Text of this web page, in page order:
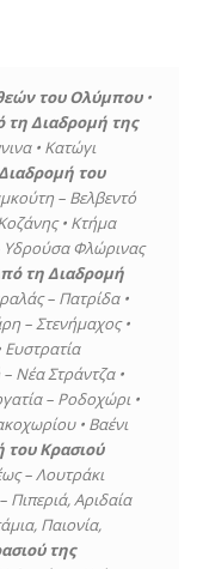
του Ολύμπου•
τη Διαδρομή της
• Κατώγι
του
– Βελβεντό
• Κτήμα
Υδρούσα Φλώρινας
τη Διαδρομή
– Πατρίδα •
– Στενήμαχος •
Νέα Στράντζα •
– Ροδοχώρι •
• Βαένι
του Κρασιού
– Λουτράκι
Πιπεριά, Αριδαία
Παιονία,
της